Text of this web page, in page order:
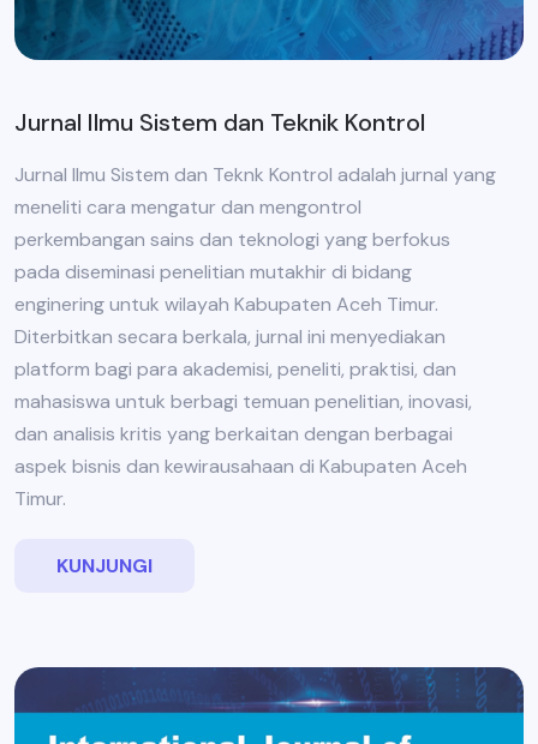
Jurnal Ilmu Sistem dan Teknik Kontrol
Jurnal Ilmu Sistem dan Teknk Kontrol adalah jurnal yang
meneliti cara mengatur dan mengontrol
perkembangan sains dan teknologi yang berfokus
pada diseminasi penelitian mutakhir di bidang
enginering untuk wilayah Kabupaten Aceh Timur.
Diterbitkan secara berkala, jurnal ini menyediakan
platform bagi para akademisi, peneliti, praktisi, dan
mahasiswa untuk berbagi temuan penelitian, inovasi,
dan analisis kritis yang berkaitan dengan berbagai
aspek bisnis dan kewirausahaan di Kabupaten Aceh
Timur.
KUNJUNGI